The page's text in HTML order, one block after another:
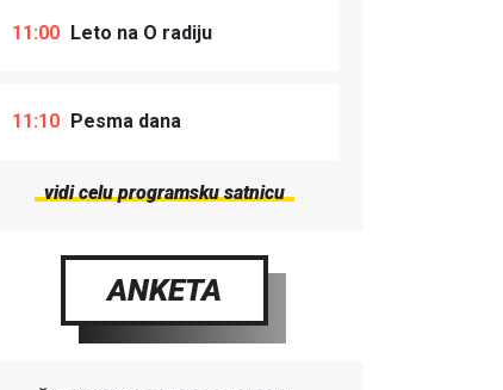
11:00 Leto na O radiju
11:10 Pesma dana
vidi celu programsku satnicu
ANKETA